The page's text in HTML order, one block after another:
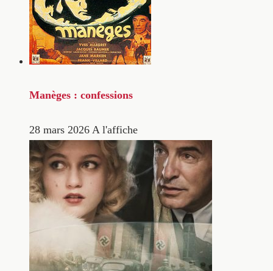
Manèges : confessions
28 mars 2026 A l'affiche